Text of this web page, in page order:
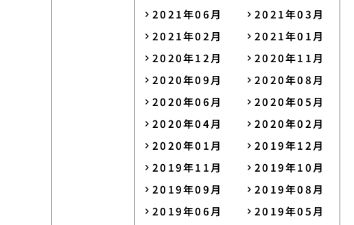
2021年06月
2021年03月
2021年02月
2021年01月
2020年12月
2020年11月
2020年09月
2020年08月
2020年06月
2020年05月
2020年04月
2020年02月
2020年01月
2019年12月
2019年11月
2019年10月
2019年09月
2019年08月
2019年06月
2019年05月